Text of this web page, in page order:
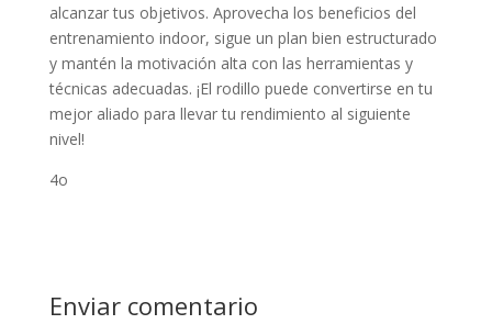
alcanzar tus objetivos. Aprovecha los beneficios del
entrenamiento indoor, sigue un plan bien estructurado
y mantén la motivación alta con las herramientas y
técnicas adecuadas. ¡El rodillo puede convertirse en tu
mejor aliado para llevar tu rendimiento al siguiente
nivel!
4o
Enviar comentario